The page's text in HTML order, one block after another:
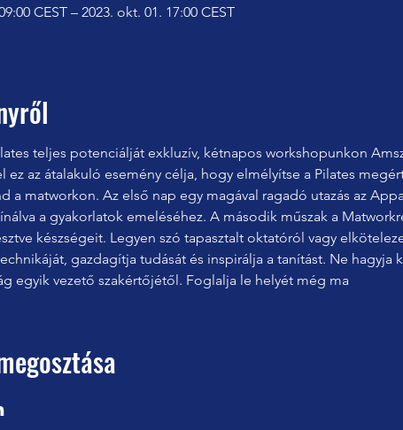
CEST – 2023. okt. 01. 17:00 CEST
teljes potenciálját exkluzív, kétnapos workshopunkon
ez az átalakuló esemény célja, hogy elmélyítse a Pilates
a matworkon. Az első nap egy magával ragadó utazás az
a gyakorlatok emeléséhez. A második műszak a
készségeit. Legyen szó tapasztalt oktatóról vagy
gazdagítja tudását és inspirálja a tanítást. Ne
egyik vezető szakértőjétől. Foglalja le helyét még ma